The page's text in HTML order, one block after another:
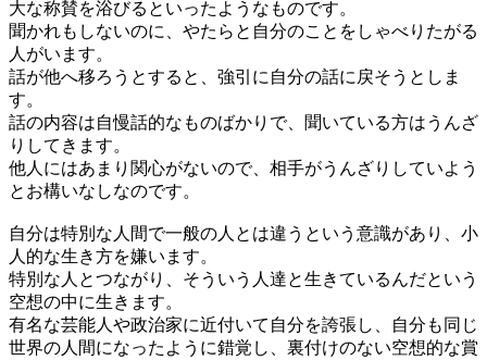
大な称賛を浴びるといったようなものです。
聞かれもしないのに、やたらと自分のことをしゃべりたがる
人がいます。
話が他へ移ろうとすると、強引に自分の話に戻そうとしま
す。
話の内容は自慢話的なものばかりで、聞いている方はうんざ
りしてきます。
他人にはあまり関心がないので、相手がうんざりしていよう
とお構いなしなのです。
自分は特別な人間で一般の人とは違うという意識があり、小
人的な生き方を嫌います。
特別な人とつながり、そういう人達と生きているんだという
空想の中に生きます。
有名な芸能人や政治家に近付いて自分を誇張し、自分も同じ
世界の人間になったように錯覚し、裏付けのない空想的な賞